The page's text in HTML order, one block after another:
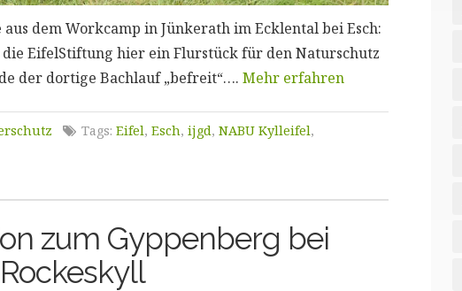
dem Workcamp in Jünkerath im Ecklental bei Esch:
die EifelStiftung hier ein Flurstück für den Naturschutz
der dortige Bachlauf „befreit“…. Mehr erfahren
Tags: Eifel, Esch, ijgd, NABU Kylleifel,
zum Gyppenberg bei
Rockeskyll